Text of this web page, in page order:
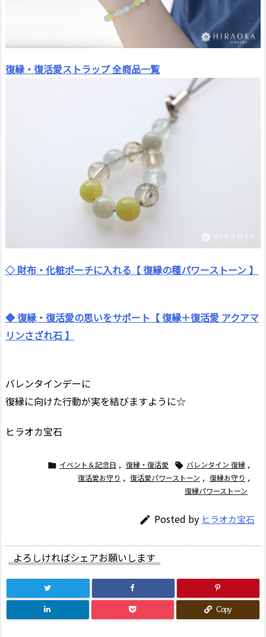
復縁・復活愛ストラップ 全商品一覧
◇ 財布・化粧ポーチに入れる【 復縁の種パワーストーン 】
◆ 復縁・復活愛の思いをサポート【 復縁＋復活愛 アクアマ
リンさざれ石 】
バレンタインデーに
復縁に向けた行動が実を結びますように☆
ヒラオカ宝石
 イベント＆記念日 , 復縁・復活愛  バレンタイン 復縁 ,
復活愛お守り , 復活愛パワーストーン , 復縁お守り ,
復縁パワーストーン
 Posted by ヒラオカ宝石
よろしければシェアお願いします
Copy